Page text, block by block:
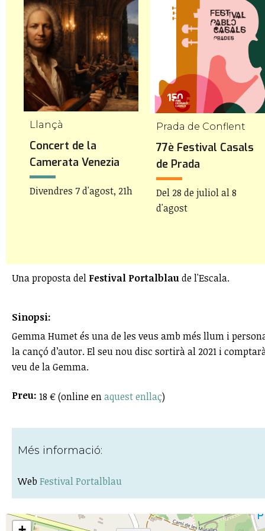
Llançà
Concert de la
Camerata Venezia
Divendres 7 d'agost, 21h
Prada de Conflent
77è Festival Casals
de Prada
Del 28 de juliol al 8
d'agost
Una proposta del Festival Portalblaude l'Escala.
Sinopsi:
Gemma Humet és una de les veus amb més llum i
la cançó d’autor. El seu nou disc sortirà al 2021 i
veu de la Gemma.
Preu: 18 € (online enaquest enllaç)
Més informació:
Web Festival Portalblau